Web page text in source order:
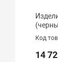
Код
14